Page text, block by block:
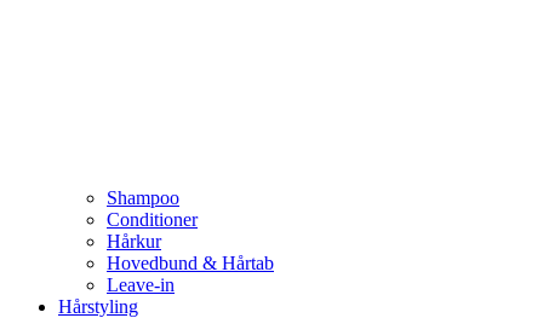
Shampoo
Conditioner
Hårkur
Hovedbund & Hårtab
Leave-in
Hårstyling